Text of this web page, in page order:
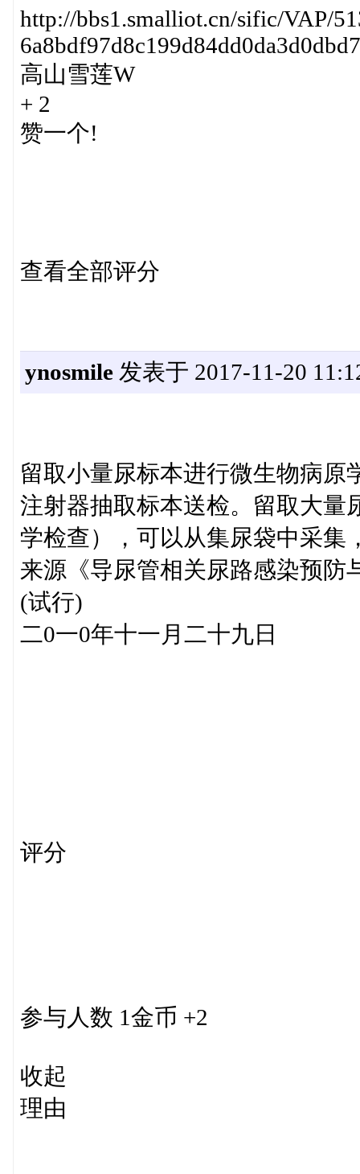
http://bbs1.smalliot.cn/sific/VAP/
高山雪莲W
+ 2
赞一个!
查看全部评分
ynosmile发表于 2017-11-20
留取小量尿标本进行微生物病原
注射器抽取标本送检。留取大量
学检查），可以从集尿袋中采集
来源《导尿管相关尿路感染预防
(试行)
二0一0年十一月二十九日
评分
参与人数 1金币 +2
收起
理由